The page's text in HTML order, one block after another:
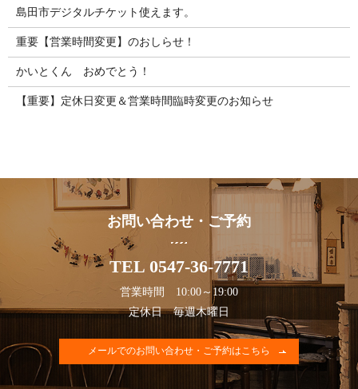
島田市デジタルチケット使えます。
重要【営業時間変更】のおしらせ！
かいとくん おめでとう！
【重要】定休日変更＆営業時間臨時変更のお知らせ
お問い合わせ・ご予約
TEL 0547-36-7771
営業時間 10:00～19:00
定休日 毎週木曜日
メールでのお問い合わせ・ご予約はこちら